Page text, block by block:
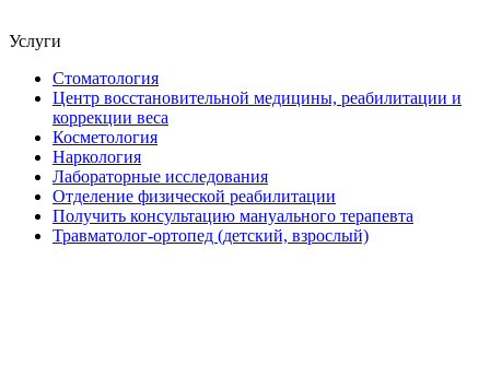
Услуги
Стоматология
Центр восстановительной медицины, реабилитации и
коррекции веса
Косметология
Наркология
Лабораторные исследования
Отделение физической реабилитации
Получить консультацию мануального терапевта
Травматолог-ортопед (детский, взрослый)